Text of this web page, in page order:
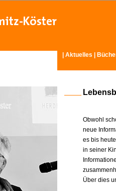
Aktuelles
Obwohl
neue
es bis
in seiner
Über dies